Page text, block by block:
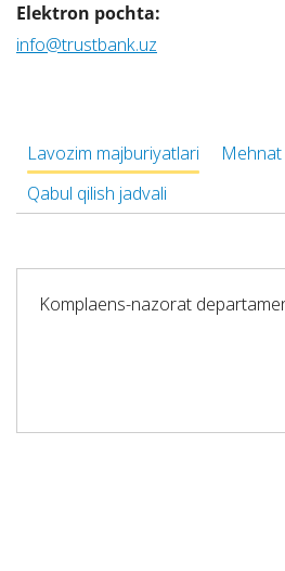
Elektron pochta:
info@trustbank.uz
Lavozim majburiyatlari
Qabul qilish jadvali
Komplaens-nazorat